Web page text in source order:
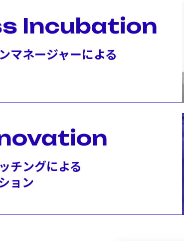
Incubation
マネージャーによる
チングによる
ョン